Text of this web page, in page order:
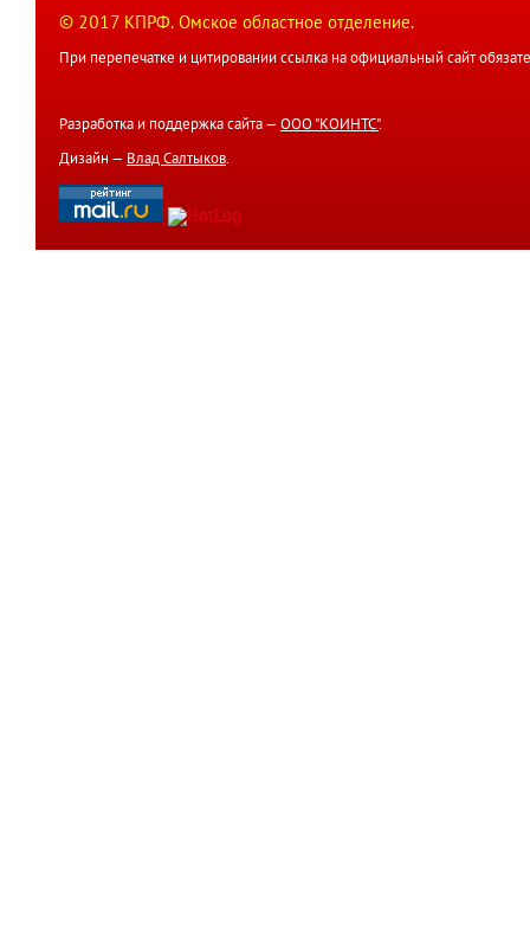
© 2017 КПРФ. Омское областное отделение.
При перепечатке и цитировании ссылка на официальный сайт
Разработка и поддержка сайта — ООО "КОИНТС".
Дизайн — Влад Салтыков.